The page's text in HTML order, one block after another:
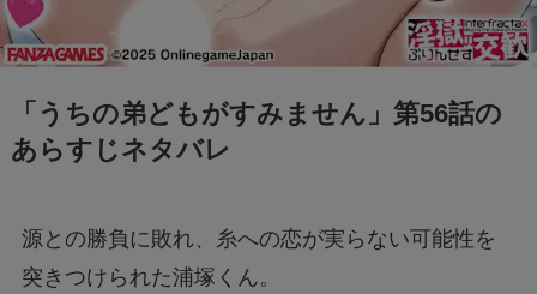
「うちの弟どもがすみません」第56話の
あらすじネタバレ
源との勝負に敗れ、糸への恋が実らない可能性を
突きつけられた浦塚くん。